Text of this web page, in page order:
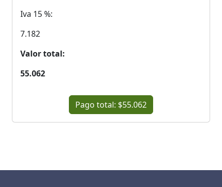
Iva 15 %:
7.182
Valor total:
55.062
Pago total: $55.062